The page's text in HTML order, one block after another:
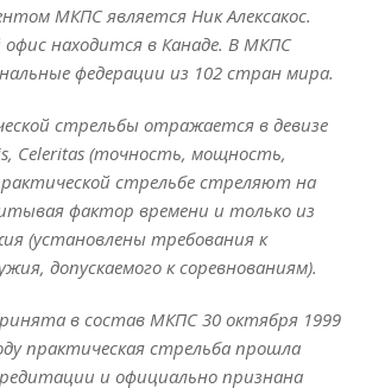
МКПС является Ник Алексакос.
находится в Канаде. В МКПС
федерации из 102 стран мира.
стрельбы отражается в девизе
Celeritas (точность, мощность,
стрельбе стреляют на
фактор времени и только из
(установлены требования к
допускаемого к соревнованиям).
в состав МКПС 30 октября 1999
практическая стрельба прошла
и официально признана